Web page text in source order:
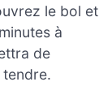
le bol et
à
de